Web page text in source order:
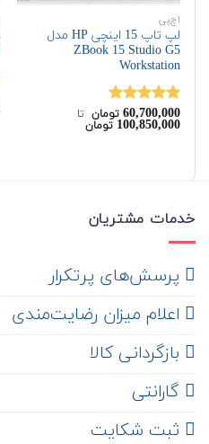
اچ‌پی
لپ تاپ 15 اینچی HP مدل
ZBook 15 Studio G5
Workstation
نمره5.00
از 5
60,700,000 تومان‌ تا ‌
100,850,000 تومان
خدمات مشتریان
‌ پرسش‌های پرتکرار
اعلام میزان رضایت‌مندی
‌ بازگردانی کالا
گارانتی
ثبت شکایت